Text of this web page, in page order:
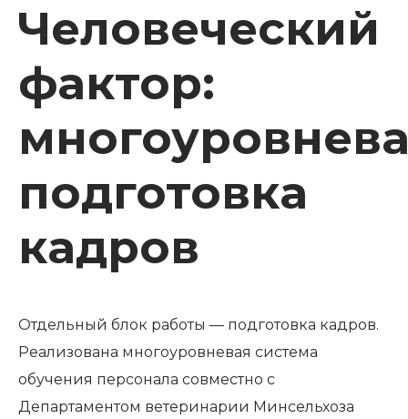
Человеческий
фактор:
подготовка
кадров
Отдельный блок работы — подготовка кадров.
Реализована многоуровневая система
обучения персонала совместно с
Департаментом ветеринарии Минсельхоза